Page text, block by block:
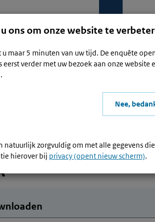
of beëindiging
ons om onze website te
u maar 5 minuten van uw tijd. De enquête
eerst verder met uw bezoek aan onze website
Nee,
natuurlijk zorgvuldig om met alle gegevens
hierover bij privacy (opent nieuw scherm).